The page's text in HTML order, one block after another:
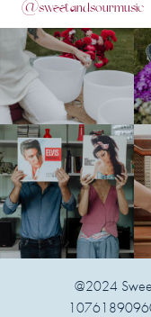
@sweetandsourmusic
@2024